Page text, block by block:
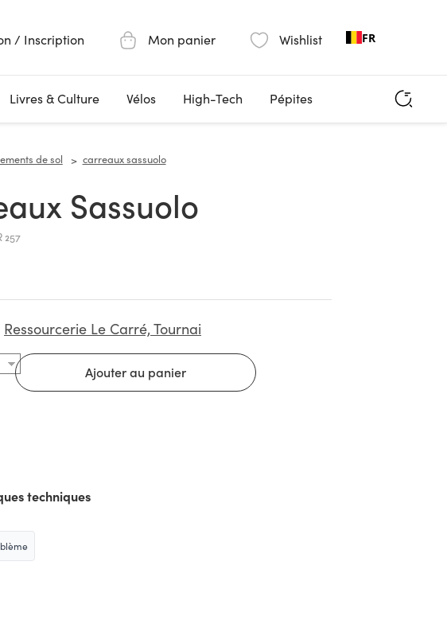
/ Inscription Mon panier Wishlist FR
Livres & Culture Vélos High-Tech Pépites
de sol carreaux sassuolo
Sassuolo
257
Ressourcerie Le Carré, Tournai
techniques